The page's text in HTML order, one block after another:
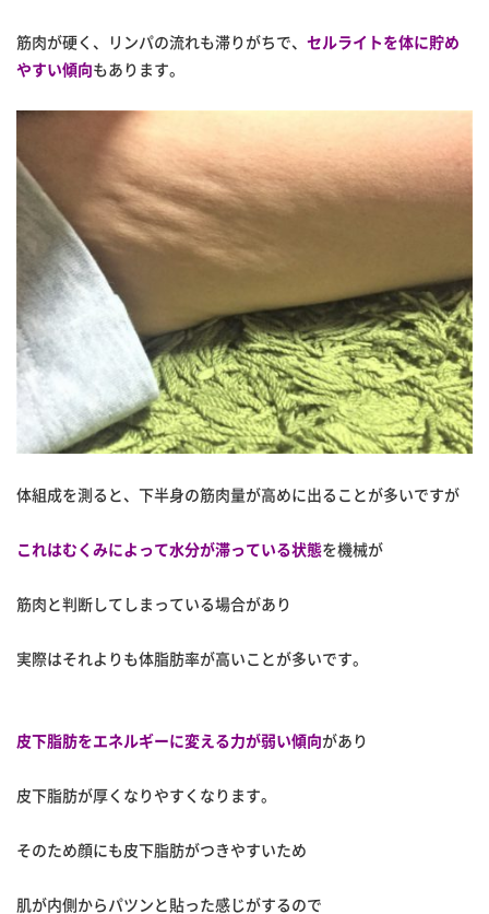
筋肉が硬く、リンパの流れも滞りがちで、 セルライトを体に貯め
やすい傾向もあります。
体組成を測ると、下半身の筋肉量が高めに出ることが多いですが
これはむくみによって水分が滞っている状態を機械が
筋肉と判断してしまっている場合があり
実際はそれよりも体脂肪率が高いことが多いです。
皮下脂肪をエネルギーに変える力が弱い傾向があり
皮下脂肪が厚くなりやすくなります。
そのため顔にも皮下脂肪がつきやすいため
肌が内側からパツンと貼った感じがするので